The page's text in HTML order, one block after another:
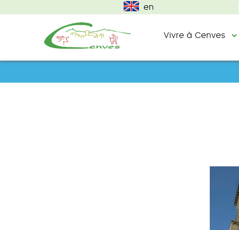
en
Cenves
Vivre à Cenves